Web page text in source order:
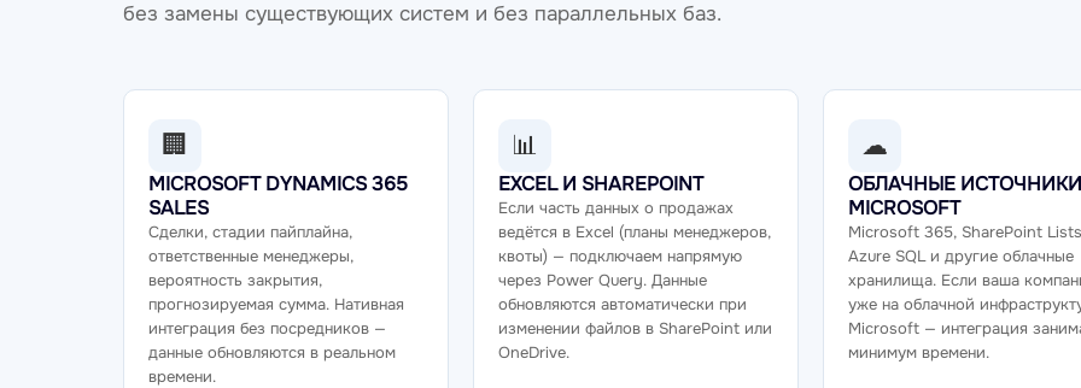
без замены существующих систем и без параллельных баз.
🏢
MICROSOFT DYNAMICS 365
SALES
Сделки, стадии пайплайна,
ответственные менеджеры,
вероятность закрытия,
прогнозируемая сумма. Нативная
интеграция без посредников —
данные обновляются в реальном
времени.
📊
EXCEL И SHAREPOINT
Если часть данных о продажах
ведётся в Excel (планы менеджеров,
квоты) — подключаем напрямую
через Power Query. Данные
обновляются автоматически при
изменении файлов в SharePoint или
OneDrive.
☁
ОБЛАЧНЫЕ ИСТОЧНИКИ
MICROSOFT
Microsoft 365, SharePoint
Azure SQL и другие облачные
хранилища. Если ваша
уже на облачной
Microsoft — интеграция
минимум времени.